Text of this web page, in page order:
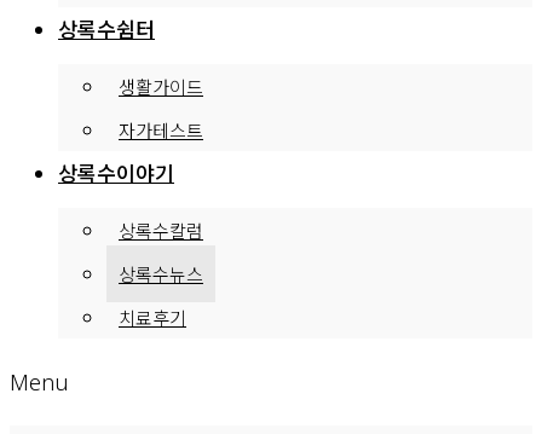
상록수쉼터
생활가이드
자가테스트
상록수이야기
상록수칼럼
상록수뉴스
치료후기
Menu